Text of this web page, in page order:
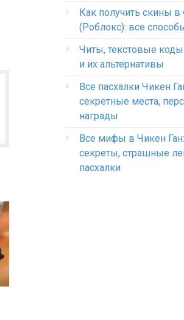
Как получить скины
(Роблокс): все
Читы, текстовые
и их альтернативы
Все пасхалки Чикен
секретные места,
награды
Все мифы в Чикен
секреты, страшные
пасхалки